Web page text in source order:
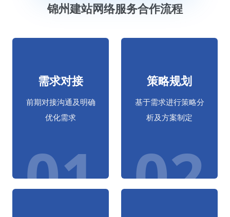
锦州建站网络服务合作流程
需求对接
前期对接沟通及明确
优化需求
01
策略规划
基于需求进行策略分
析及方案制定
02